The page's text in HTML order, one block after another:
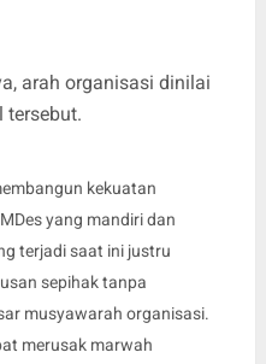
arah organisasi dinilai
tersebut.
kekuatan
yang mandiri dan
terjadi saat ini justru
sepihak tanpa
musyawarah organisasi.
merusak marwah